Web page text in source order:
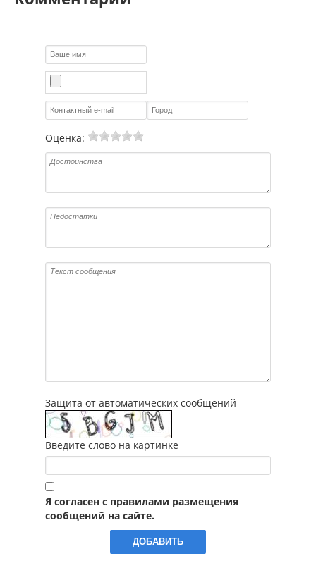
Оценка:
Защита от автоматических сообщений
Введите слово на картинке
Я согласен с правилами размещения
сообщений на сайте.